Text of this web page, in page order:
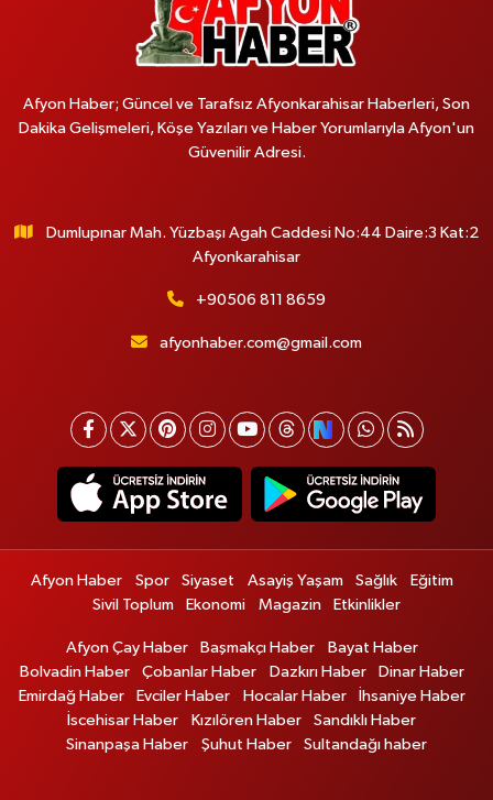
Afyon Haber; Güncel ve Tarafsız Afyonkarahisar Haberleri, Son
Dakika Gelişmeleri, Köşe Yazıları ve Haber Yorumlarıyla Afyon'un
Güvenilir Adresi.
Dumlupınar Mah. Yüzbaşı Agah Caddesi No:44 Daire:3 Kat:2
Afyonkarahisar
+90506 811 8659
afyonhaber.com@gmail.com
Afyon Haber Spor Siyaset Asayiş Yaşam Sağlık
Eğitim
Sivil Toplum
Ekonomi Magazin Etkinlikler
Afyon Çay Haber Başmakçı Haber
Bayat Haber
Bolvadin Haber
Çobanlar Haber Dazkırı Haber
Dinar Haber
Emirdağ Haber
Evciler Haber Hocalar Haber
İhsaniye Haber
İscehisar Haber
Kızılören Haber
Sandıklı Haber
Sinanpaşa Haber
Şuhut Haber Sultandağı haber